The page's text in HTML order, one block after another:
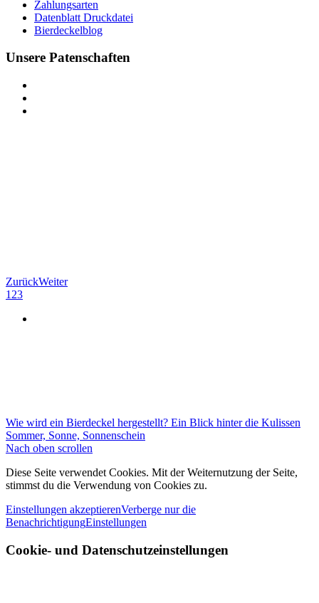
Zahlungsarten
Datenblatt Druckdatei
Bierdeckelblog
Unsere Patenschaften
ZurückWeiter
123
Wie wird ein Bierdeckel hergestellt? Ein Blick hinter die Kulissen
Sommer, Sonne, Sonnenschein
Nach oben scrollen
Diese Seite verwendet Cookies. Mit der Weiternutzung der Seite,
stimmst du die Verwendung von Cookies zu.
Einstellungen akzeptierenVerberge nur die
BenachrichtigungEinstellungen
Cookie- und Datenschutzeinstellungen